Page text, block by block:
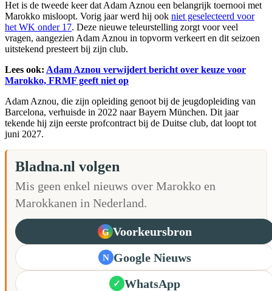
Het is de tweede keer dat Adam Aznou een belangrijk toernooi met
Marokko misloopt. Vorig jaar werd hij ook niet geselecteerd voor
het WK onder 17. Deze nieuwe teleurstelling zorgt voor veel
vragen, aangezien Adam Aznou in topvorm verkeert en dit seizoen
uitstekend presteert bij zijn club.
Lees ook: Adam Aznou verwijdert bericht over keuze voor
Marokko, FRMF geeft niet op
Adam Aznou, die zijn opleiding genoot bij de jeugdopleiding van
Barcelona, verhuisde in 2022 naar Bayern München. Dit jaar
tekende hij zijn eerste profcontract bij de Duitse club, dat loopt tot
juni 2027.
Bladna.nl volgen
Mis geen enkel nieuws over Marokko en
Marokkanen in Nederland.
G Voorkeursbron
N Google Nieuws
✓ WhatsApp